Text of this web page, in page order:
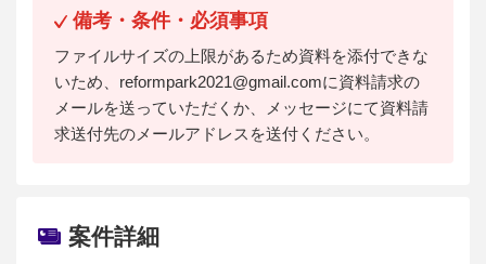
備考・条件・必須事項
ファイルサイズの上限があるため資料を添付できな
いため、reformpark2021@gmail.comに資料請求の
メールを送っていただくか、メッセージにて資料請
求送付先のメールアドレスを送付ください。
案件詳細